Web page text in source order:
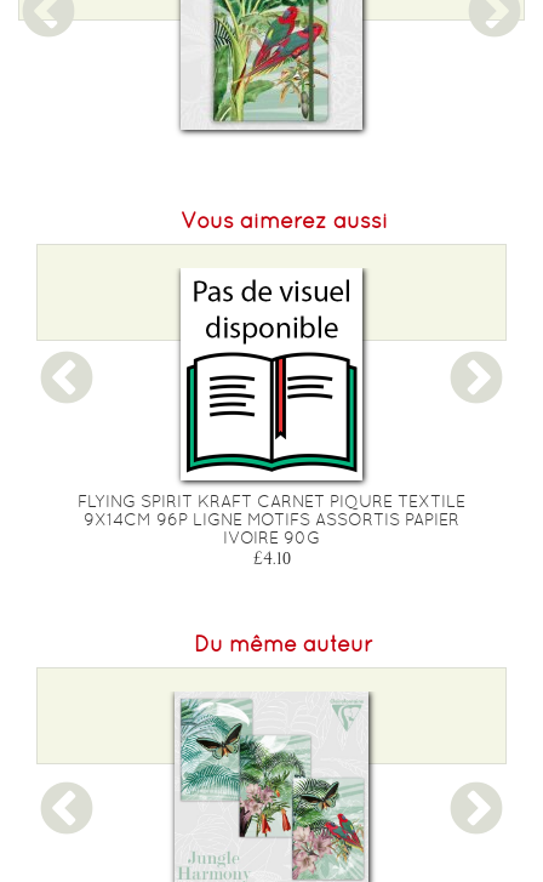
Epaisseur :
96
Vous aimerez aussi
FLYING SPIRIT KRAFT CARNET PIQURE TEXTILE
9X14CM 96P LIGNE MOTIFS ASSORTIS PAPIER
IVOIRE 90G
£4.10
Du même auteur